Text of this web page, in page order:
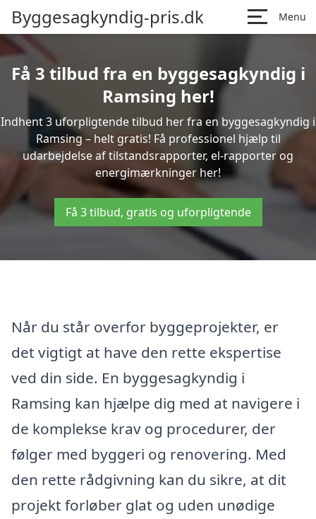
Byggesagkyndig-pris.dk Menu
Få 3 tilbud fra en byggesagkyndig i
Ramsing her!
Indhent 3 uforpligtende tilbud her fra en byggesagkyndig i
Ramsing – helt gratis! Få professionel hjælp til
udarbejdelse af tilstandsrapporter, el-rapporter og
energimærkninger her!
Få 3 tilbud, gratis og uforpligtende
Når du står overfor byggeprojekter, er
det vigtigt at have den rette ekspertise
ved din side. En byggesagkyndig i
Ramsing kan hjælpe dig med at navigere i
de komplekse krav og procedurer, der
følger med byggeri og renovering. Med
den rette rådgivning kan du sikre, at dit
projekt forløber glat og uden unødige